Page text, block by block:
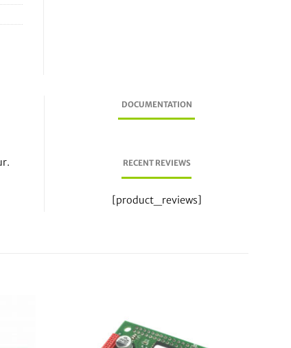
DOCUMENTATION
RECENT REVIEWS
[product_reviews]